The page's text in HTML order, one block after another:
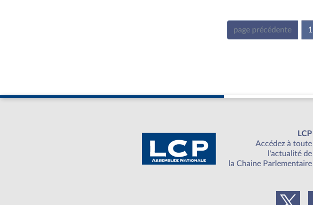
page précédente 1
LCP
Accédez à toute
l'actualité de
la Chaine Parlementaire